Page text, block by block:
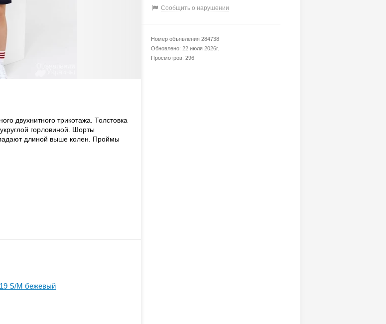
двухнитного трикотажа. Толстовка
горловиной. Шорты
длиной выше колен. Проймы
S/M бежевый
Сообщить о нарушении
Номер объявления 284738
Обновлено: 22 июля 2026г.
Просмотров: 296